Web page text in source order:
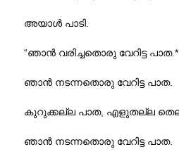
അയാള്‍ പാടി.
“ഞാന്‍ വരിച്ചതൊരു വേറിട്ട പാത.*
ഞാന്‍ നടന്നതൊരു വേറിട്ട പാത.
കുറുക്കല്ല പാത, എളുതല്ല
ഞാന്‍ നടന്നതൊരു വേറിട്ട പാത.